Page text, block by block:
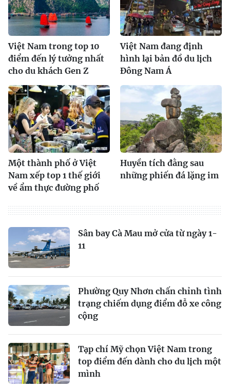
Việt Nam trong top 10
điểm đến lý tưởng nhất
cho du khách Gen Z
Việt Nam đang định
hình lại bản đồ du lịch
Đông Nam Á
Một thành phố ở Việt
Nam xếp top 1 thế giới
về ẩm thực đường phố
Huyền tích đằng sau
những phiến đá lặng im
Sân bay Cà Mau mở cửa từ ngày 1-
11
Phường Quy Nhơn chấn chỉnh tình
trạng chiếm dụng điểm đỗ xe công
cộng
Tạp chí Mỹ chọn Việt Nam trong
top điểm đến dành cho du lịch một
mình